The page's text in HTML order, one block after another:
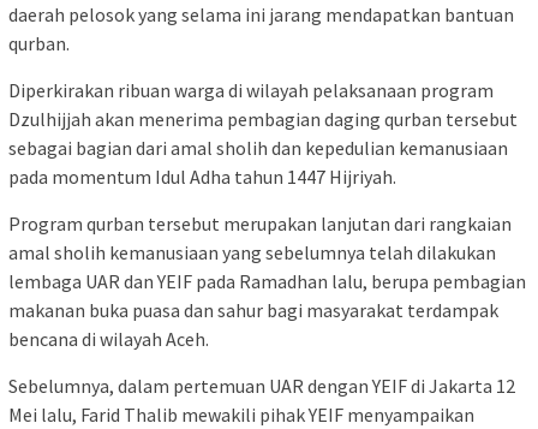
daerah pelosok yang selama ini jarang mendapatkan bantuan
qurban.
Diperkirakan ribuan warga di wilayah pelaksanaan program
Dzulhijjah akan menerima pembagian daging qurban tersebut
sebagai bagian dari amal sholih dan kepedulian kemanusiaan
pada momentum Idul Adha tahun 1447 Hijriyah.
Program qurban tersebut merupakan lanjutan dari rangkaian
amal sholih kemanusiaan yang sebelumnya telah dilakukan
lembaga UAR dan YEIF pada Ramadhan lalu, berupa pembagian
makanan buka puasa dan sahur bagi masyarakat terdampak
bencana di wilayah Aceh.
Sebelumnya, dalam pertemuan UAR dengan YEIF di Jakarta 12
Mei lalu, Farid Thalib mewakili pihak YEIF menyampaikan